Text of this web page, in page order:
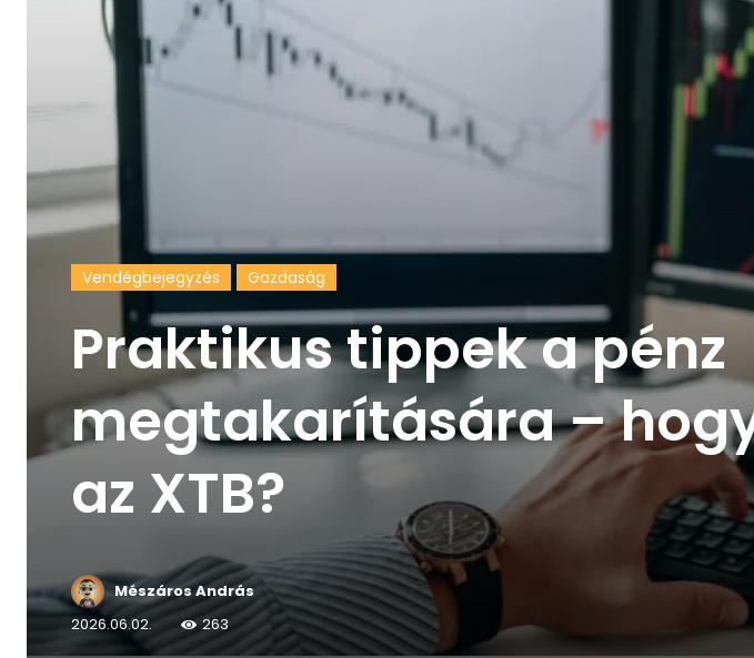
Vendégbejegyzés Gazdaság
Praktikus tippek a pénz
megtakarítására –
az XTB?
Mészáros András
2026.06.02.
263